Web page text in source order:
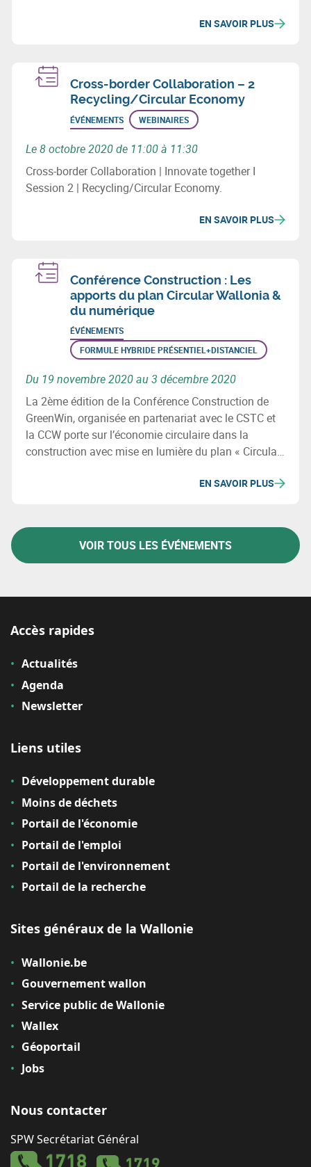
spécialisé. Plus d'info lors du séminaire du 22/09.
EN SAVOIR PLUS
Cross-border Collaboration – 2
Recycling/Circular Economy
ÉVÉNEMENTS WEBINAIRES
Le 8 octobre 2020 de 11:00 à 11:30
Cross-border Collaboration | Innovate together I
Session 2 | Recycling/Circular Economy.
EN SAVOIR PLUS
Conférence Construction : Les
apports du plan Circular Wallonia &
du numérique
ÉVÉNEMENTS
FORMULE HYBRIDE PRÉSENTIEL+DISTANCIEL
Du 19 novembre 2020 au 3 décembre 2020
La 2ème édition de la Conférence Construction de
GreenWin, organisée en partenariat avec le CSTC et
la CCW porte sur l’économie circulaire dans la
construction avec mise en lumière du plan « Circular
de l’économie circulaire dans la construction.
EN SAVOIR PLUS
VOIR TOUS LES ÉVÉNEMENTS
Accès rapides
Actualités
Agenda
Newsletter
Liens utiles
Développement durable
Moins de déchets
Portail de l'économie
Portail de l'emploi
Portail de l'environnement
Portail de la recherche
Sites généraux de la Wallonie
Wallonie.be
Gouvernement wallon
Service public de Wallonie
Wallex
Géoportail
Jobs
Nous contacter
SPW Secrétariat Général